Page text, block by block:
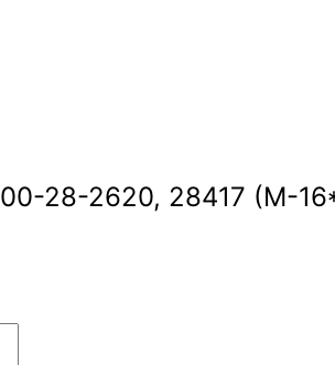
28-2620, 28417 (М-